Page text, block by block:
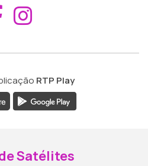
Aceder ao
RTP Play
Satélites